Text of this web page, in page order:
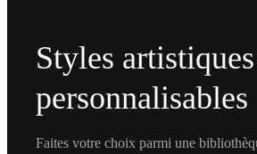
Styles artistiques
personnalisables
Faites votre choix parmi une